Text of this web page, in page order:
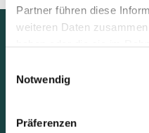
Partner führen diese
weiteren Daten
Notwendig
Präferenzen
Dealer zoeken
Brochures &